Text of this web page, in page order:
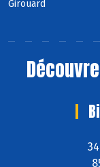
Girouard